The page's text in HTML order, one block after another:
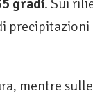
gradi. Sui
precipitazioni
mentre